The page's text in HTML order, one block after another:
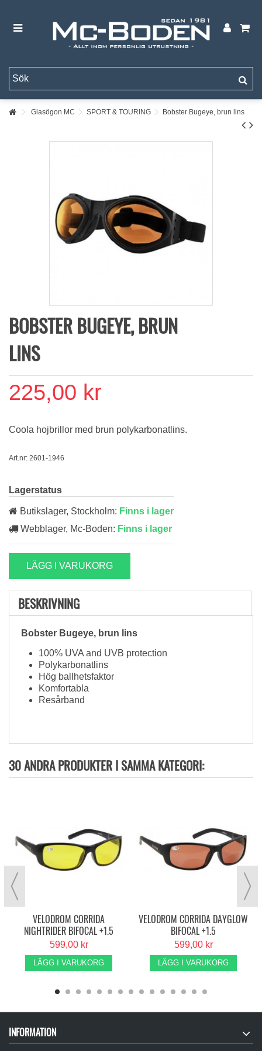
Glasögon MC SPORT & TOURING Bobster Bugeye, brun lins
BOBSTER BUGEYE, BRUN
LINS
225,00 kr
Coola hojbrillor med brun polykarbonatlins.
Art.nr: 2601-1946
Lagerstatus
Butikslager, Stockholm: Finns i lager
Webblager, Mc-Boden: Finns i lager
LÄGG I VARUKORG
BESKRIVNING
Bobster Bugeye, brun lins
100% UVA and UVB protection
Polykarbonatlins
Hög ballhetsfaktor
Komfortabla
Resårband
30 ANDRA PRODUKTER I SAMMA KATEGORI:
VELODROM CORRIDA
NIGHTRIDER BIFOCAL +1.5
599,00 kr
LÄGG I VARUKORG
VELODROM CORRIDA DAYGLOW
BIFOCAL +1.5
599,00 kr
LÄGG I VARUKORG
INFORMATION